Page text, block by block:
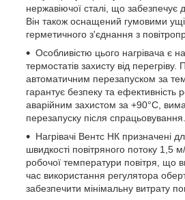
нержавіючої сталі, що забезпечує
Він також оснащений гумовими
герметичного з'єднання з
Особливістю цього нагрівача є
термостатів захисту від
автоматичним перезапуском за
гарантує безпеку та ефективність
аварійним захистом за +90°C,
перезапуску після спрацьовування.
Нагрівачі Вентс НК призначені
швидкості повітряного потоку 1,5
робочої температури повітря, що
час використання регулятора
забезпечити мінімальну витрату